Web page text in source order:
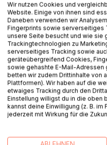
IN DEN
Auf die Merkliste
Titel bewerten
Wir nutzen Cookies und
Website. Einige von ihnen sind
Daneben verwenden wir
Fingerprints sowie serverseitiges
unsere Seite besucht und wie sie
Trackingtechnologien zu
serverseitiges Tracking sowie
geräteübergreifend Cookies,
sowie gehashte E-Mail-Adressen
betten wir zudem Drittinhalte von
Plattformen). Wir haben auf die
etwaiges Tracking durch den
Einstellung willigst du in die oben
kannst deine Einwilligung (z. B. im
jederzeit mit Wirkung für die